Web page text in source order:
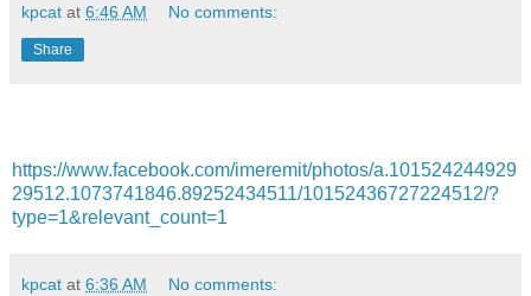
kpcat at 6:46 AM No comments:
Share
https://www.facebook.com/imeremit/photos/a.101524244929
29512.1073741846.89252434511/10152436727224512/?
type=1&relevant_count=1
kpcat at 6:36 AM No comments: